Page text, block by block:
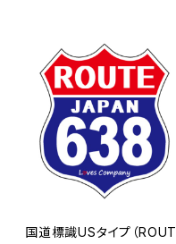
国道標識USタイプ（ROUT